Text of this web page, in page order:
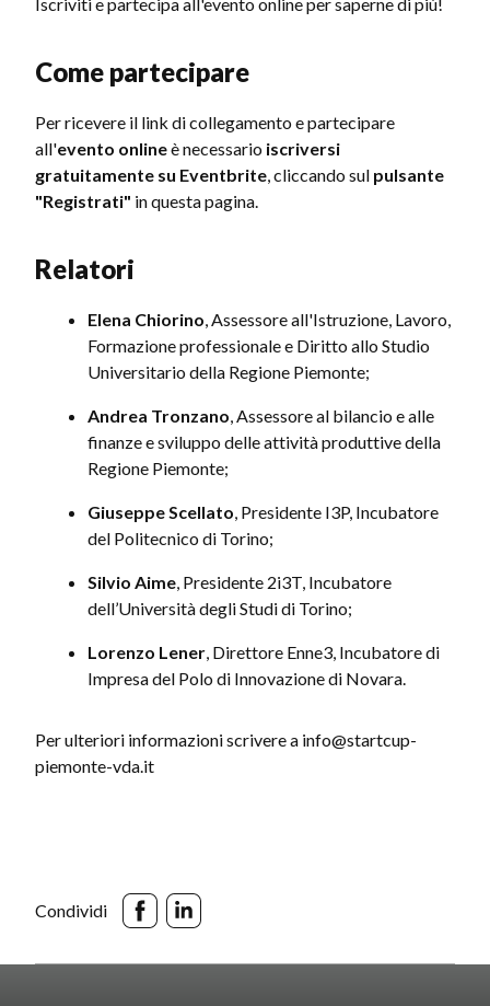
Come partecipare
Per ricevere il link di collegamento e partecipare
all'evento onlineè necessario iscriversi
gratuitamente su Eventbrite, cliccando sul pulsante
"Registrati" in questa pagina.
Relatori
Elena Chiorino, Assessore all'Istruzione, Lavoro,
Formazione professionale e Diritto allo Studio
Universitario della Regione Piemonte;
Andrea Tronzano, Assessore al bilancio e alle
finanze e sviluppo delle attività produttive della
Regione Piemonte;
Giuseppe Scellato, Presidente I3P, Incubatore
del Politecnico di Torino;
Silvio Aime, Presidente 2i3T, Incubatore
dell’Università degli Studi di Torino;
Lorenzo Lener, Direttore Enne3, Incubatore di
Impresa del Polo di Innovazione di Novara.
Per ulteriori informazioni scrivere a info@startcup-
piemonte-vda.it
Condividi